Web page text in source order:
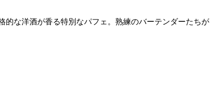
な洋酒が香る特別なパフェ。熟練のバーテンダーたちが